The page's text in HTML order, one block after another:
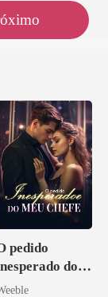
pedido
do
chefe